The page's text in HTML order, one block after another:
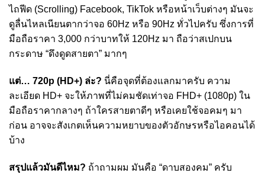
ไถฟีด (Scrolling) Facebook, TikTok หรือหน้าเว็บต่างๆ มันจะ
ดูลื่นไหลเนียนตากว่าจอ 60Hz หรือ 90Hz ทั่วไปครับ ซึ่งการที่
มือถือราคา 3,000 กว่าบาทให้ 120Hz มา ถือว่าสเปกบน
กระดาษ “ดึงดูดสายตา” มากๆ
แต่… 720p (HD+) ล่ะ? นี่คือจุดที่ต้องแลกมาครับ ความ
ละเอียด HD+ จะให้ภาพที่ไม่คมชัดเท่าจอ FHD+ (1080p) ใน
มือถือราคากลางๆ ถ้าใครสายตาดีๆ หรือเคยใช้จอคมๆ มา
ก่อน อาจจะสังเกตเห็นความหยาบของตัวอักษรหรือไอคอนได้
บ้าง
สรุปแล้วมันดีไหม? ถ้าถามผม มันคือ “ดาบสองคม” ครับ